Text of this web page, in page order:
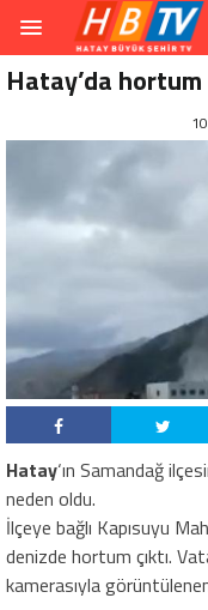
Hatay’da
Hatay‘ın Samandağ
neden oldu.
İlçeye bağlı Kapısuyu
denizde hortum çıktı.
kamerasıyla